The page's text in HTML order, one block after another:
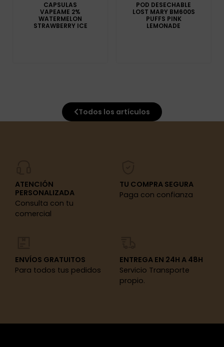
CAPSULAS
VAPEAME 2%
WATERMELON
STRAWBERRY ICE
POD DESECHABLE
LOST MARY BM600S
PUFFS PINK
LEMONADE
Todos los artículos
ATENCIÓN
PERSONALIZADA
Consulta con tu
comercial
TU COMPRA SEGURA
Paga con confianza
ENVÍOS GRATUITOS
Para todos tus pedidos
ENTREGA EN 24H A 48H
Servicio Transporte
propio.